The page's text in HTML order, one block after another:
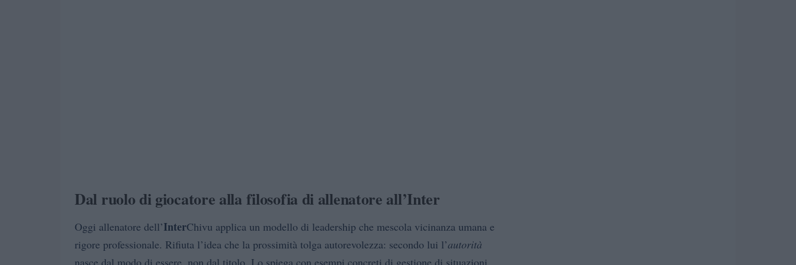
Dal ruolo di giocatore alla filosofia di allenatore all’Inter
Oggi allenatore dell’InterChivu applica un modello di leadership che mescola vicinanza umana e
rigore professionale. Rifiuta l’idea che la prossimità tolga autorevolezza: secondo lui l’autorità
nasce dal modo di essere, non dal titolo. Lo spiega con esempi concreti di gestione di situazioni